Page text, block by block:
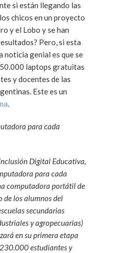
si están llegando las
chicos en un proyecto
y el Lobo y se han
Pero, si esta
laptops gratuitas
y docentes de las
Este es un
.
para cada
Digital Educativa,
para cada
computadora portátil de
de los alumnos del
secundarias
y agropecuarias)
en su primera etapa
estudiantes y